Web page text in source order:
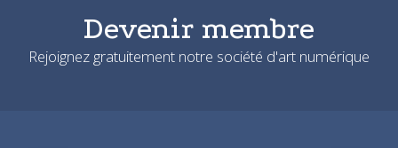
Devenir membre
Rejoignez gratuitement notre société d'art numérique